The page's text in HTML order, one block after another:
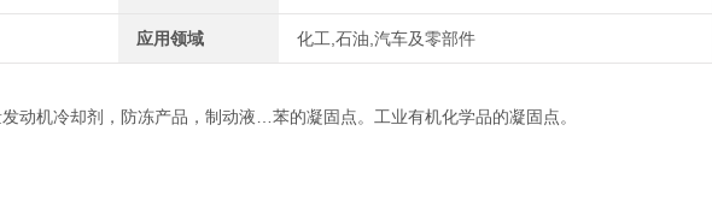
应用领域 化工,石油,汽车及零部件
动机冷却剂，防冻产品，制动液…苯的凝固点。工业有机化学品的凝固点。